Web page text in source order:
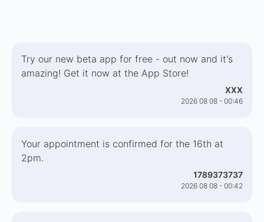
Try our new beta app for free - out now and it's
amazing! Get it now at the App Store!
XXX
2026 08 08 - 00:46
Your appointment is confirmed for the 16th at
2pm.
1789373737
2026 08 08 - 00:42